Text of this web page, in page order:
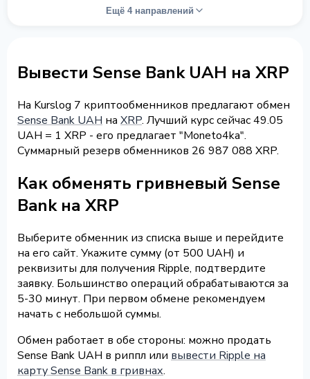
Ещё 4 направлений
Вывести Sense Bank UAH на XRP
На Kurslog 7 криптообменников предлагают обмен
Sense Bank UAH на XRP. Лучший курс сейчас 49.05
UAH = 1 XRP - его предлагает "Moneto4ka".
Суммарный резерв обменников 26 987 088 XRP.
Как обменять гривневый Sense
Bank на XRP
Выберите обменник из списка выше и перейдите
на его сайт. Укажите сумму (от 500 UAH) и
реквизиты для получения Ripple, подтвердите
заявку. Большинство операций обрабатываются за
5-30 минут. При первом обмене рекомендуем
начать с небольшой суммы.
Обмен работает в обе стороны: можно продать
Sense Bank UAH в риппл или вывести Ripple на
карту Sense Bank в гривнах.